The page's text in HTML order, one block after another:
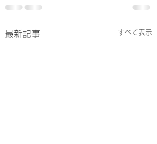
最新記事 すべて表示